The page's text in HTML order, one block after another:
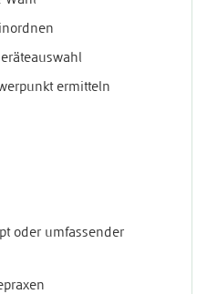
ermitteln
oder umfassender